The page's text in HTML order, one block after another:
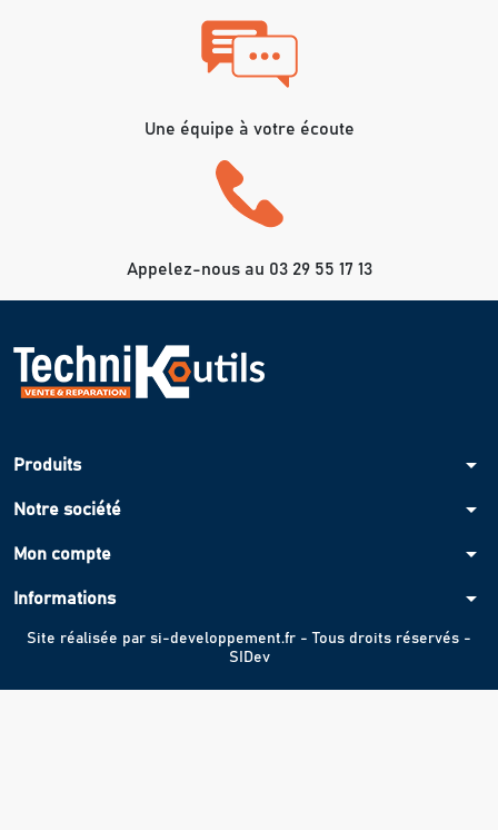
Une équipe à votre écoute
Appelez-nous au 03 29 55 17 13
Produits arrow_drop_down
Notre société arrow_drop_down
Mon compte arrow_drop_down
Informations arrow_drop_down
Site réalisée par si-developpement.fr - Tous droits réservés -
SIDev